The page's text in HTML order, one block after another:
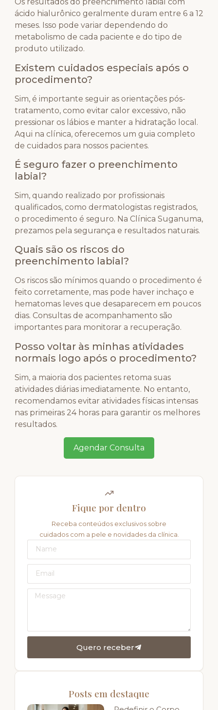
ácido hialurônico geralmente duram entre 6 a 12
meses. Isso pode variar dependendo do
metabolismo de cada paciente e do tipo de
produto utilizado.
Existem cuidados especiais após o
procedimento?
Sim, é importante seguir as orientações pós-
tratamento, como evitar calor excessivo, não
pressionar os lábios e manter a hidratação local.
Aqui na clínica, oferecemos um guia completo
de cuidados para nossos pacientes.
É seguro fazer o preenchimento
labial?
Sim, quando realizado por profissionais
qualificados, como dermatologistas registrados,
o procedimento é seguro. Na Clínica Suganuma,
prezamos pela segurança e resultados naturais.
Quais são os riscos do
preenchimento labial?
Os riscos são mínimos quando o procedimento é
feito corretamente, mas pode haver inchaço e
hematomas leves que desaparecem em poucos
dias. Consultas de acompanhamento são
importantes para monitorar a recuperação.
Posso voltar às minhas atividades
normais logo após o procedimento?
Sim, a maioria dos pacientes retoma suas
atividades diárias imediatamente. No entanto,
recomendamos evitar atividades físicas intensas
nas primeiras 24 horas para garantir os melhores
resultados.
Agendar Consulta
Fique por dentro
Receba conteúdos exclusivos sobre
cuidados com a pele e novidades da clínica.
Quero receber
Posts em destaque